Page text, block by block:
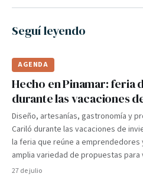
Seguí leyendo
AGENDA
Hecho en Pinamar: feria
durante las vacaciones
Diseño, artesanías, gastronomía y
Cariló durante las vacaciones de
la feria que reúne a
amplia variedad de propuestas
27 de julio